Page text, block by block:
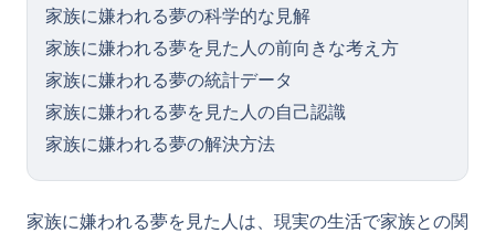
家族に嫌われる夢の科学的な見解
家族に嫌われる夢を見た人の前向きな考え方
家族に嫌われる夢の統計データ
家族に嫌われる夢を見た人の自己認識
家族に嫌われる夢の解決方法
家族に嫌われる夢を見た人は、現実の生活で家族との関